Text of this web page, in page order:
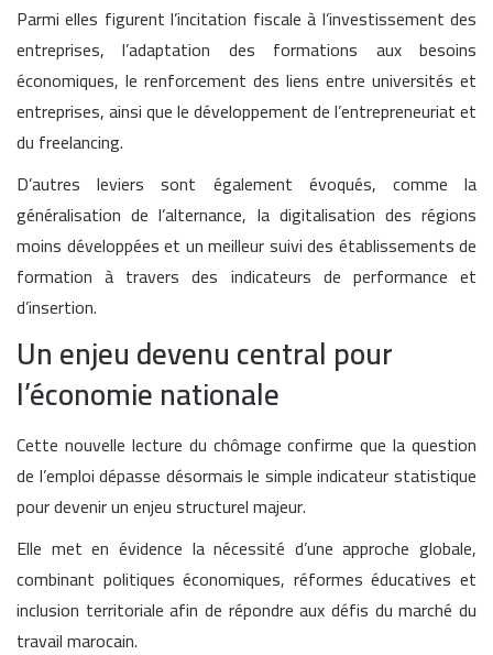
Parmi elles figurent l’incitation fiscale à l’investissement des
entreprises, l’adaptation des formations aux besoins
économiques, le renforcement des liens entre universités et
entreprises, ainsi que le développement de l’entrepreneuriat et
du freelancing.
D’autres leviers sont également évoqués, comme la
généralisation de l’alternance, la digitalisation des régions
moins développées et un meilleur suivi des établissements de
formation à travers des indicateurs de performance et
d’insertion.
Un enjeu devenu central pour
l’économie nationale
Cette nouvelle lecture du chômage confirme que la question
de l’emploi dépasse désormais le simple indicateur statistique
pour devenir un enjeu structurel majeur.
Elle met en évidence la nécessité d’une approche globale,
combinant politiques économiques, réformes éducatives et
inclusion territoriale afin de répondre aux défis du marché du
travail marocain.